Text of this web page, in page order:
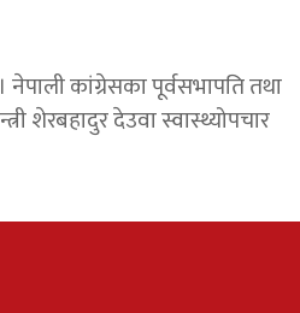
नेपाली कांग्रेसका पूर्वसभापति तथा
शेरबहादुर देउवा स्वास्थ्योपचार